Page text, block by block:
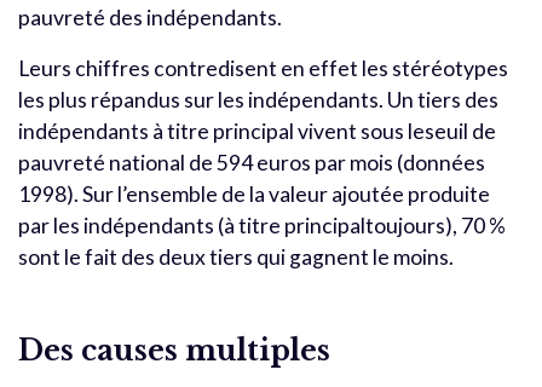
pauvreté des indépendants.
Leurs chiffres contredisent en effet les stéréotypes
les plus répandus sur les indépendants. Un tiers des
indépendants à titre principal vivent sous leseuil de
pauvreté national de 594 euros par mois (données
1998). Sur l’ensemble de la valeur ajoutée produite
par les indépendants (à titre principaltoujours), 70 %
sont le fait des deux tiers qui gagnent le moins.
Des causes multiples